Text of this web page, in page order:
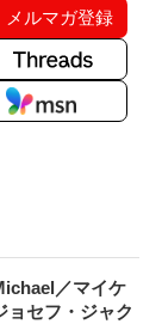
メルマガ登録
／マイケ
ョセフ・ジャク